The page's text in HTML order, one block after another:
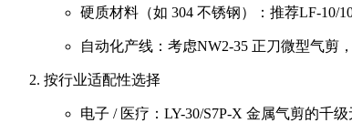
硬质材料（如 304 不锈钢）：推荐LF-10/
自动化产线：考虑NW2-35 正刀微型气剪
按行业适配性选择
电子 / 医疗：LY-30/S7P-X 金属气剪的千